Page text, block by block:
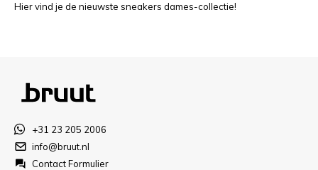
Hier vind je de nieuwste sneakers dames-collectie!
+31 23 205 2006
info@bruut.nl
Contact Formulier